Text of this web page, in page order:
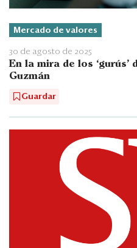
Mercado de valores
30 de agosto de 2025
En la mira de los
Guzmán
Guardar